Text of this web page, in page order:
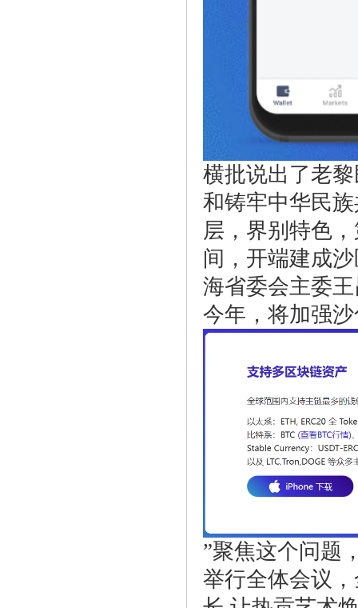
横批说出了老
和铸牢中华民
层，界别特色
间，开端建成
海省委会主委
今年，将加强
”聚焦这个问题
举行全体会议